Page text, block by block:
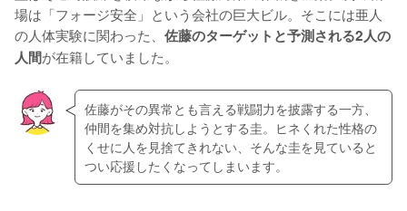
場は「フォージ安全」という会社の巨大ビル。そこには亜人
の人体実験に関わった、 佐藤のターゲットと予測される2人の
人間が在籍していました。
佐藤がその異常とも言える戦闘力を披露する一方、
仲間を集め対抗しようとする圭。ヒネくれた性格の
くせに人を見捨てきれない、そんな圭を見ていると
つい応援したくなってしまいます。